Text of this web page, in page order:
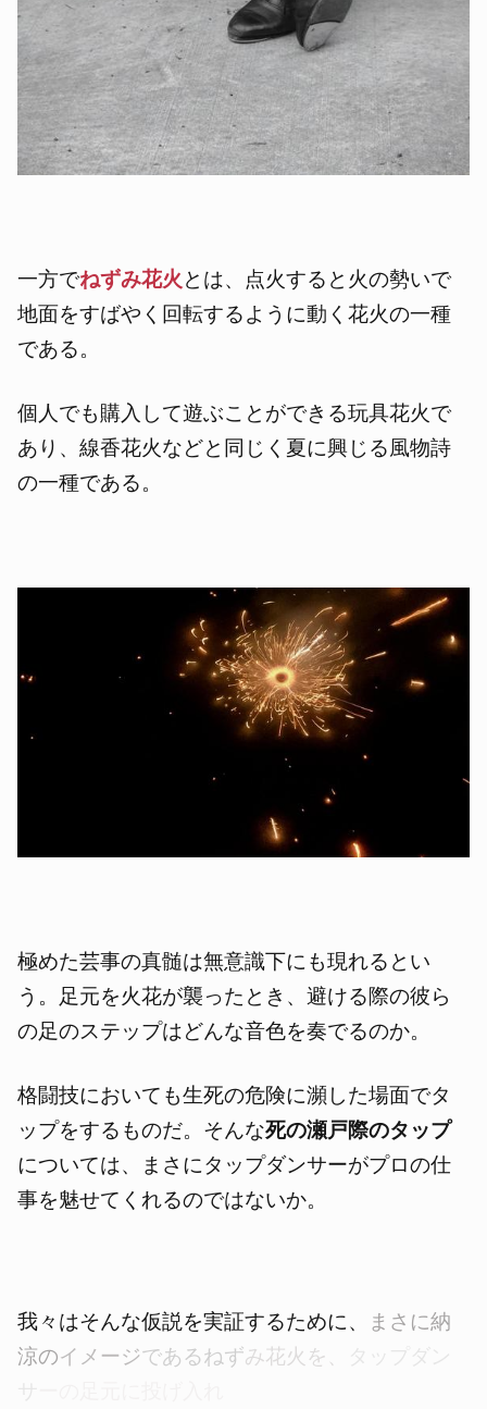
一方でねずみ花火 とは、点火すると火の勢いで
地面をすばやく回転するように動く花火の一種
である。
個人でも購入して遊ぶことができる玩具花火で
あり、線香花火などと同じく夏に興じる風物詩
の一種である。
極めた芸事の真髄は無意識下にも現れるとい
う。足元を火花が襲ったとき、避ける際の彼ら
の足のステップはどんな音色を奏でるのか。
格闘技においても生死の危険に瀕した場面でタ
ップをするものだ。そんな死の瀬戸際のタップ
については、まさにタップダンサーがプロの仕
事を魅せてくれるのではないか。
我々はそんな仮説を実証するために、
まさに納
涼のイメージであるねずみ花火を、